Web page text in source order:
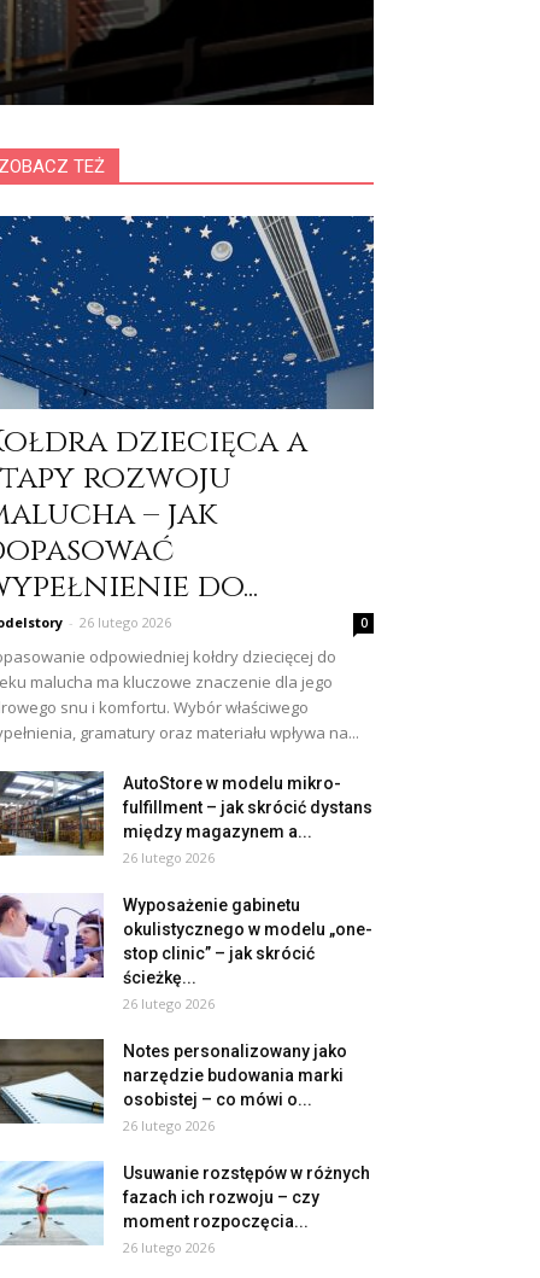
ZOBACZ TEŻ
dziecięca a
rozwoju
– jak
do...
- 26 lutego 2026 0
odpowiedniej kołdry dziecięcej do
malucha ma kluczowe znaczenie dla jego
snu i komfortu. Wybór właściwego
gramatury oraz materiału wpływa na...
AutoStore w modelu mikro-
fulfillment – jak skrócić dystans
między magazynem a...
26 lutego 2026
Wyposażenie gabinetu
okulistycznego w modelu „one-
stop clinic” – jak skrócić
ścieżkę...
26 lutego 2026
Notes personalizowany jako
narzędzie budowania marki
osobistej – co mówi o...
26 lutego 2026
Usuwanie rozstępów w różnych
fazach ich rozwoju – czy
moment rozpoczęcia...
26 lutego 2026